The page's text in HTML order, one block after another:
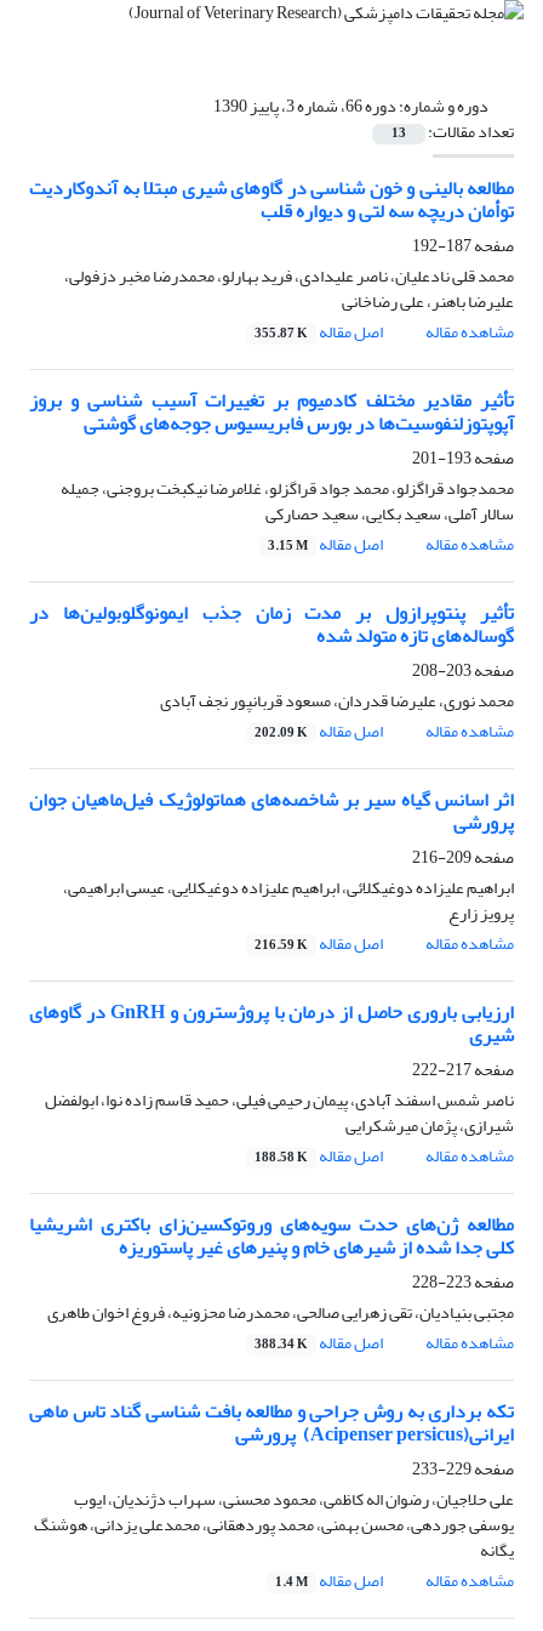
دوره و شماره:دوره 66، شماره 3، پاییز 1390
تعداد مقالات: 13
مطالعه بالینی و خون شناسی در گاو‌های شیری مبتلا به آندوکاردیت
توأمان دریچه سه لتی و دیواره قلب
صفحه187-192
محمد قلی نادعلیان، ناصر علیدادی، فرید بهارلو، محمدرضا مخبر دزفولی،
علیرضا باهنر، علی رضاخانی
مشاهده مقاله
اصل مقاله 355.87 K
تأثیر مقادیر مختلف کادمیوم بر تغییرات آسیب شناسی و بروز
آپوپتوزلنفوسیت‌ها در بورس فابریسیوس جوجه‌های گوشتی
صفحه193-201
محمدجواد قراگزلو، محمد جواد قراگزلو، غلامرضا نیکبخت بروجنی، جمیله
سالار آملی، سعید بکایی، سعید حصارکی
مشاهده مقاله
اصل مقاله 3.15 M
تأثیر پنتوپرازول بر مدت زمان جذب ایمونوگلوبولین‌ها در
گوساله‌های تازه متولد شده
صفحه203-208
محمد نوری، علیرضا قدردان، مسعود قربانپور نجف آبادی
مشاهده مقاله
اصل مقاله 202.09 K
اثر اسانس گیاه سیر بر شاخصه‌های هماتولوژیک فیل‌ماهیان جوان
پرورشی
صفحه209-216
ابراهیم علیزاده دوغیکلائی، ابراهیم علیزاده دوغیکلایی، عیسی ابراهیمی،
پرویز زارع
مشاهده مقاله
اصل مقاله 216.59 K
ارزیابی باروری حاصل از درمان با پروژسترون و GnRH در گاوهای
شیری
صفحه217-222
ناصر شمس اسفند آبادی، پیمان رحیمی فیلی، حمید قاسم زاده نوا، ابولفضل
شیرازی، پژمان میرشکرایی
مشاهده مقاله
اصل مقاله 188.58 K
مطالعه ژن‌های حدت سویه‌های وروتوکسین‌زای باکتری اشریشیا
کلی جدا شده از شیرهای خام و پنیرهای غیر پاستوریزه
صفحه223-228
مجتبی بنیادیان، تقی زهرایی صالحی، محمدرضا محزونیه، فروغ اخوان طاهری
مشاهده مقاله
اصل مقاله 388.34 K
تکه برداری به روش جراحی و مطالعه بافت شناسی گناد تاس ماهی
ایرانی(Acipenser persicus) ‌ پرورشی
صفحه229-233
علی حلاجیان، رضوان اله کاظمی، محمود محسنی، سهراب دژندیان، ایوب
یوسفی جوردهی، محسن بهمنی، محمد پوردهقانی، محمدعلی یزدانی، هوشنگ
یگانه
مشاهده مقاله
اصل مقاله 1.4 M